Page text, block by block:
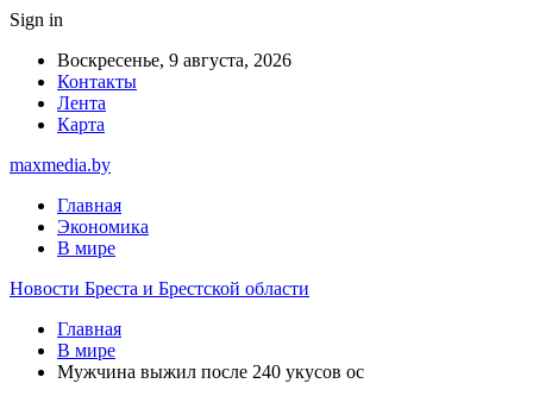
Sign in
Воскресенье, 9 августа, 2026
Контакты
Лента
Карта
maxmedia.by
Главная
Экономика
В мире
Новости Бреста и Брестской области
Главная
В мире
Мужчина выжил после 240 укусов ос